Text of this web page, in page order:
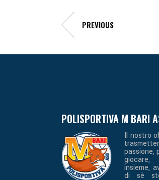
PREVIOUS
POLISPORTIVA M BARI
Il nostro
passione,
insieme,
di sè